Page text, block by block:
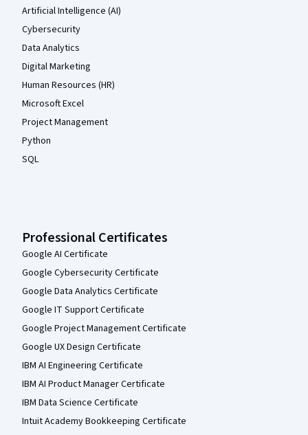
Artificial Intelligence (AI)
Cybersecurity
Data Analytics
Digital Marketing
Human Resources (HR)
Microsoft Excel
Project Management
Python
SQL
Professional Certificates
Google AI Certificate
Google Cybersecurity Certificate
Google Data Analytics Certificate
Google IT Support Certificate
Google Project Management Certificate
Google UX Design Certificate
IBM AI Engineering Certificate
IBM AI Product Manager Certificate
IBM Data Science Certificate
Intuit Academy Bookkeeping Certificate